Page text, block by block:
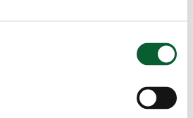
em alguns destes produtos